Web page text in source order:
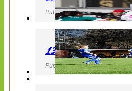
Publicerad 27 April 2013, 21:10
130427 LdB FC
Publicerad 27 April 2013, 20:54